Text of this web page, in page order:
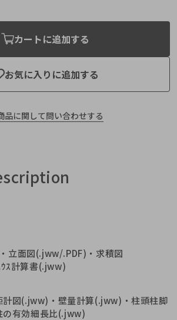
カートに追加する
お気に入りに追加する
品に関して問い合わせする
立面図(.jww/.PDF)・求積図
ｽ計算書(.jww)
図(.jww)・壁量計算(.jww)・柱頭柱脚
有効細長比(.jww)